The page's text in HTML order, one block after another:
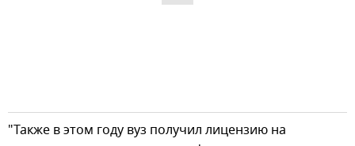
"Также в этом году вуз получил лицензию на